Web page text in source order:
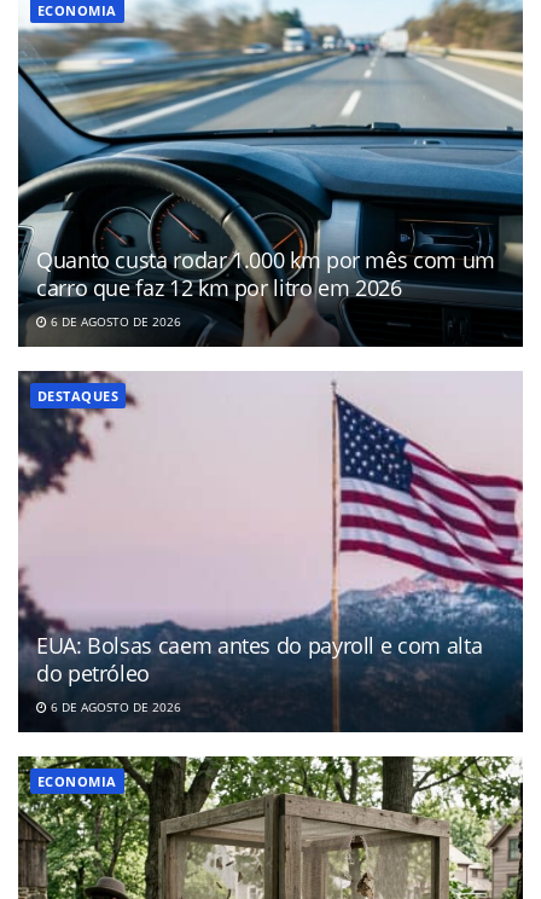
ECONOMIA
Quanto custa rodar 1.000 km por mês com um
carro que faz 12 km por litro em 2026
6 DE AGOSTO DE 2026
DESTAQUES
EUA: Bolsas caem antes do payroll e com alta
do petróleo
6 DE AGOSTO DE 2026
ECONOMIA